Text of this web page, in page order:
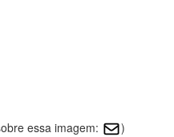
essa imagem:
)